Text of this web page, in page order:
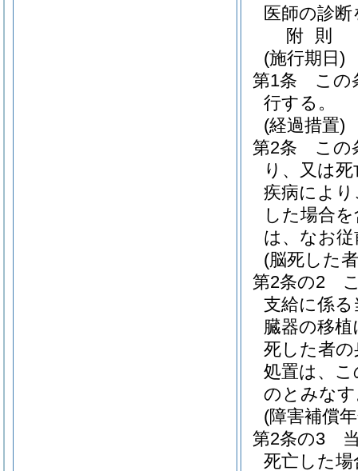
医師の診
附 則
(施行期日)
第1条
この
行する。
(経過措置)
第2条
この
り、又は
疾病によ
した場合
は、なお
(脳死した
第2条の2
支給に係
臓器の移
死した者
処置は、
のとみな
(障害補償
第2条の3
死亡した